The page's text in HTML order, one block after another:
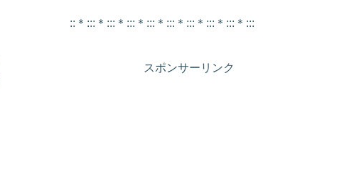
::＊:::＊:::＊:::＊:::＊:::＊:::＊:::＊:::＊:::
スポンサーリンク